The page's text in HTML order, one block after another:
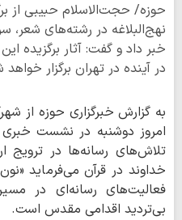
حوزه/ حجت‌الاسلام حبیبی از
نهج‌البلاغه در رشته‌های شعر،
خبر داد و گفت: آثار برگزیده
در آینده در تهران برگزار
به گزارش خبرگزاری حوزه از
امروز دوشنبه در نشست خبری
تلاش‌های رسانه‌ها در ترویج
خداوند در قرآن می‌فرماید
فعالیت‌های رسانه‌ای در
بی‌تردید اقدامی مقدس است.